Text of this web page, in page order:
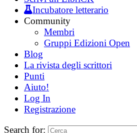
Incubatore letterario
Community
Membri
Gruppi Edizioni Open
Blog
La rivista degli scrittori
Punti
Aiuto!
Log In
Registrazione
Search for: